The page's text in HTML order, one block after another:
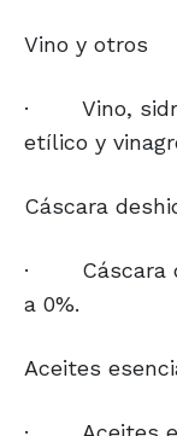
Vino y otros
·
Vino,
etílico y
Cáscara
·
Cáscara
a 0%.
Aceites